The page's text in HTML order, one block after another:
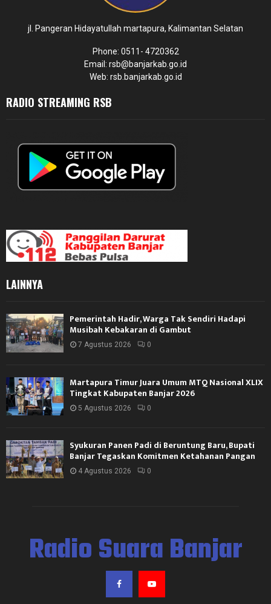
jl. Pangeran Hidayatullah martapura, Kalimantan Selatan
Phone: 0511- 4720362
Email: rsb@banjarkab.go.id
Web: rsb.banjarkab.go.id
RADIO STREAMING RSB
LAINNYA
Pemerintah Hadir, Warga Tak Sendiri Hadapi
Musibah Kebakaran di Gambut
7 Agustus 2026 0
Martapura Timur Juara Umum MTQ Nasional XLIX
Tingkat Kabupaten Banjar 2026
5 Agustus 2026 0
Syukuran Panen Padi di Beruntung Baru, Bupati
Banjar Tegaskan Komitmen Ketahanan Pangan
4 Agustus 2026 0
Radio Suara Banjar